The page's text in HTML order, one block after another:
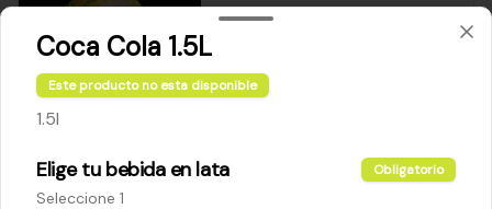
Kanikama - queso crema - palta
Coca Cola 1.5L
Este producto no esta disponible
1.5l
Elige tu bebida en lata Obligatorio
Seleccione 1